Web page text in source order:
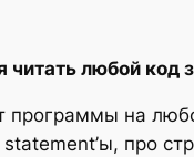
любой код
программы на
про